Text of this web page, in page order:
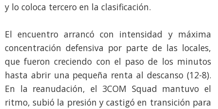
y lo coloca tercero en la clasificación.
El encuentro arrancó con intensidad y máxima
concentración defensiva por parte de las locales,
que fueron creciendo con el paso de los minutos
hasta abrir una pequeña renta al descanso (12-8).
En la reanudación, el 3COM Squad mantuvo el
ritmo, subió la presión y castigó en transición para